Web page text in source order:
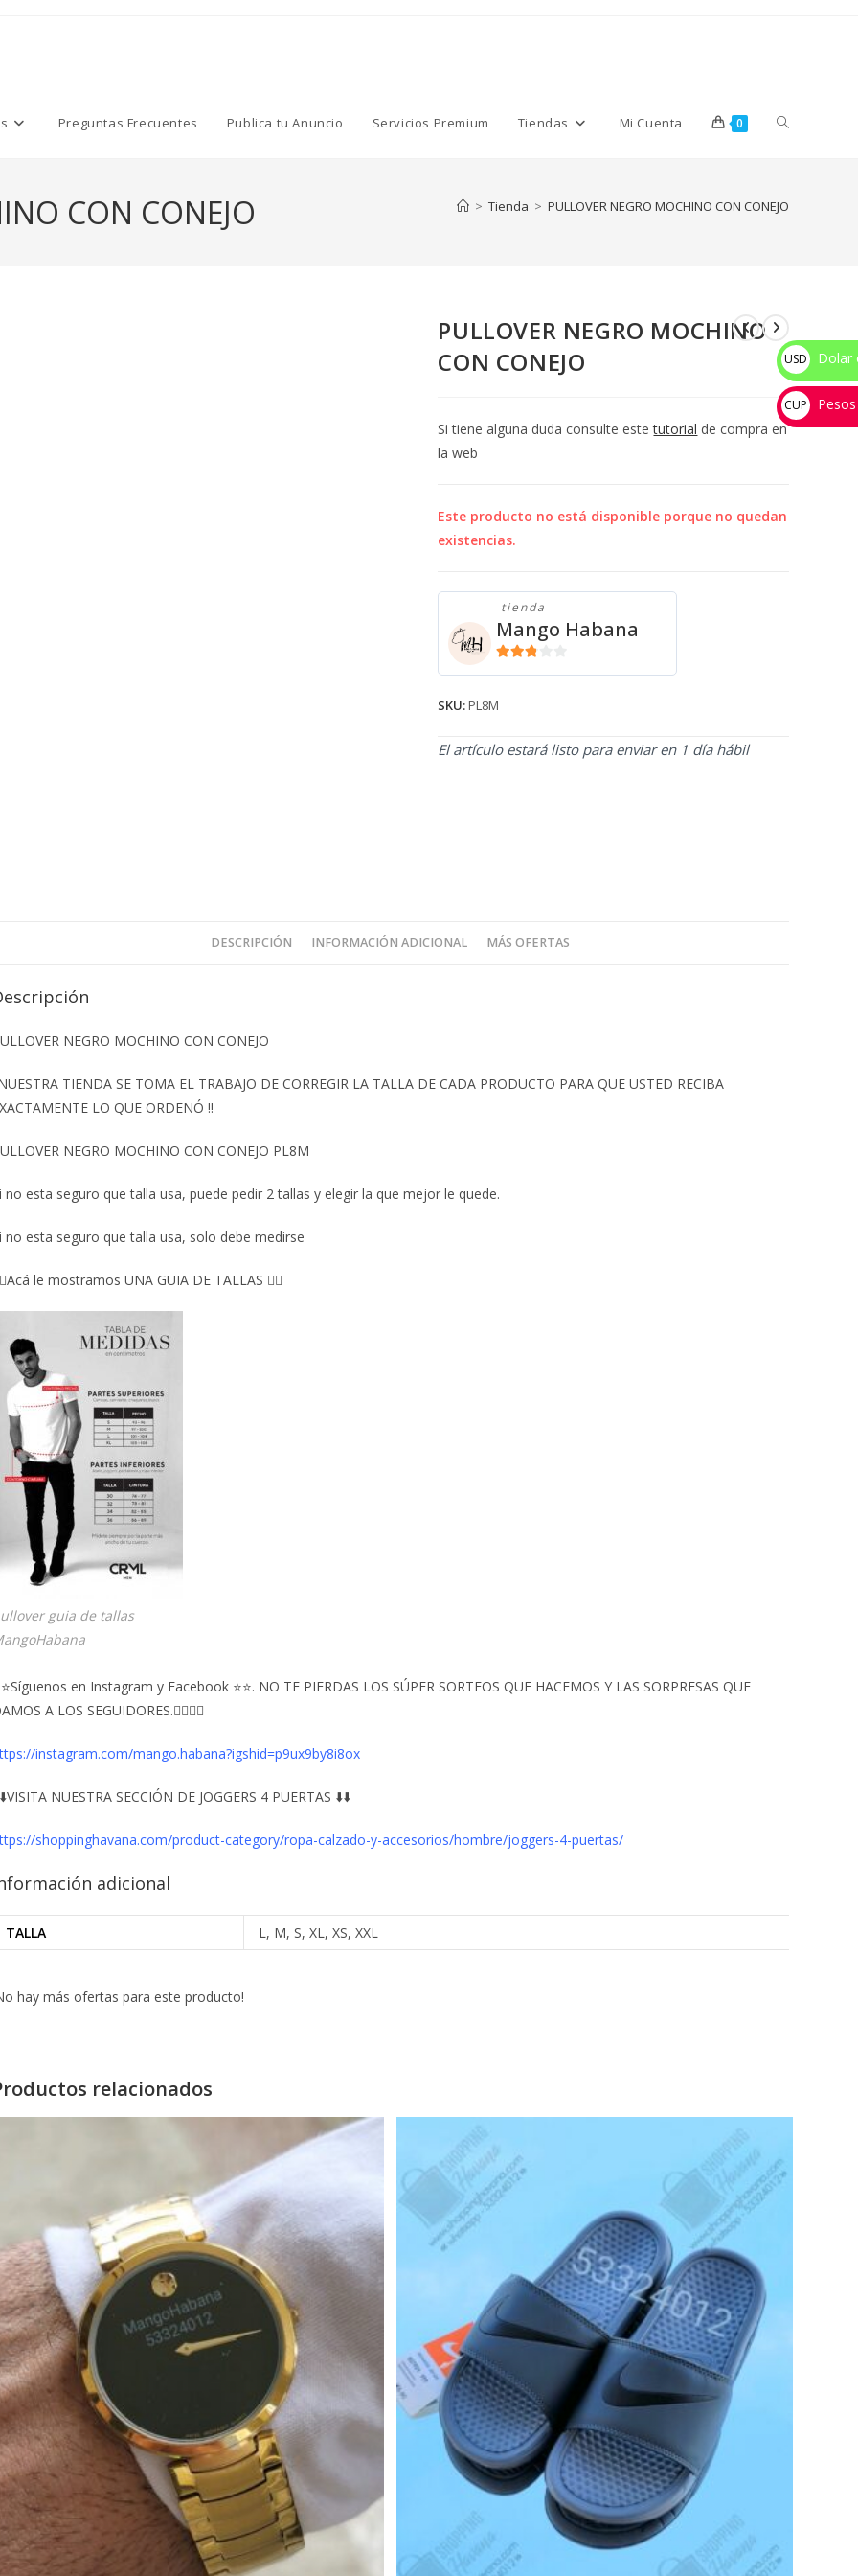
Preguntas Frecuentes Publica tu Anuncio Servicios Premium Tiendas Mi Cuenta 0 Alternar
la
web
CON CONEJO > Tienda > PULLOVER NEGRO MOCHINO CON CONEJO
PULLOVER NEGRO MOCHINO
CON CONEJO
Si tiene alguna duda consulte estetutorial de compra en
la web
Este producto no está disponible porque no quedan
existencias.
tienda
Mango Habana
SKU:PL8M
El artículo estará listo para enviar en 1 día hábil
DESCRIPCIÓN INFORMACIÓN ADICIONAL MÁS OFERTAS
NEGRO MOCHINO CON CONEJO
TIENDA SE TOMA EL TRABAJO DE CORREGIR LA TALLA DE CADA PRODUCTO PARA QUE USTED RECIBA
LO QUE ORDENÓ ‼️
NEGRO MOCHINO CON CONEJO PL8M
no esta seguro que talla usa, puede pedir 2 tallas y elegir la que mejor le quede.
no esta seguro que talla usa, solo debe medirse
le mostramos UNA GUIA DE TALLAS 👇🏻
guia de tallas
en Instagram y Facebook ⭐⭐. NO TE PIERDAS LOS SÚPER SORTEOS QUE HACEMOS Y LAS SORPRESAS QUE
A LOS SEGUIDORES.👇🏻👇🏻
instagram.com/mango.habana?igshid=p9ux9by8i8ox
NUESTRA SECCIÓN DE JOGGERS 4 PUERTAS ⬇️⬇️
shoppinghavana.com/product-category/ropa-calzado-y-accesorios/hombre/joggers-4-puertas/
adicional
TALLA L, M, S, XL, XS, XXL
hay más ofertas para este producto!
relacionados
USD
$
Dolar
CUP
💰
Pesos